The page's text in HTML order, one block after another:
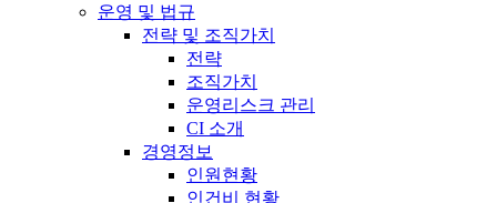
운영 및 법규
전략 및 조직가치
전략
조직가치
운영리스크 관리
CI 소개
경영정보
인원현황
인건비 현황